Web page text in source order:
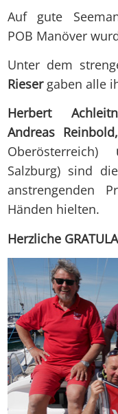
Auf gute
POB Manöver
Unter dem
Riesergaben alle
Herbert
Andreas
Oberösterreich)
Salzburg) sind
anstrengenden
Händen hielten.
Herzliche